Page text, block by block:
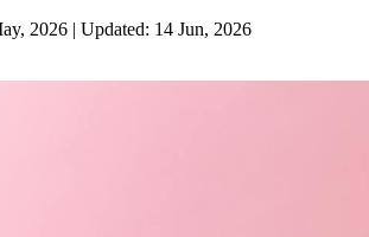
2026 | Updated: 14 Jun, 2026